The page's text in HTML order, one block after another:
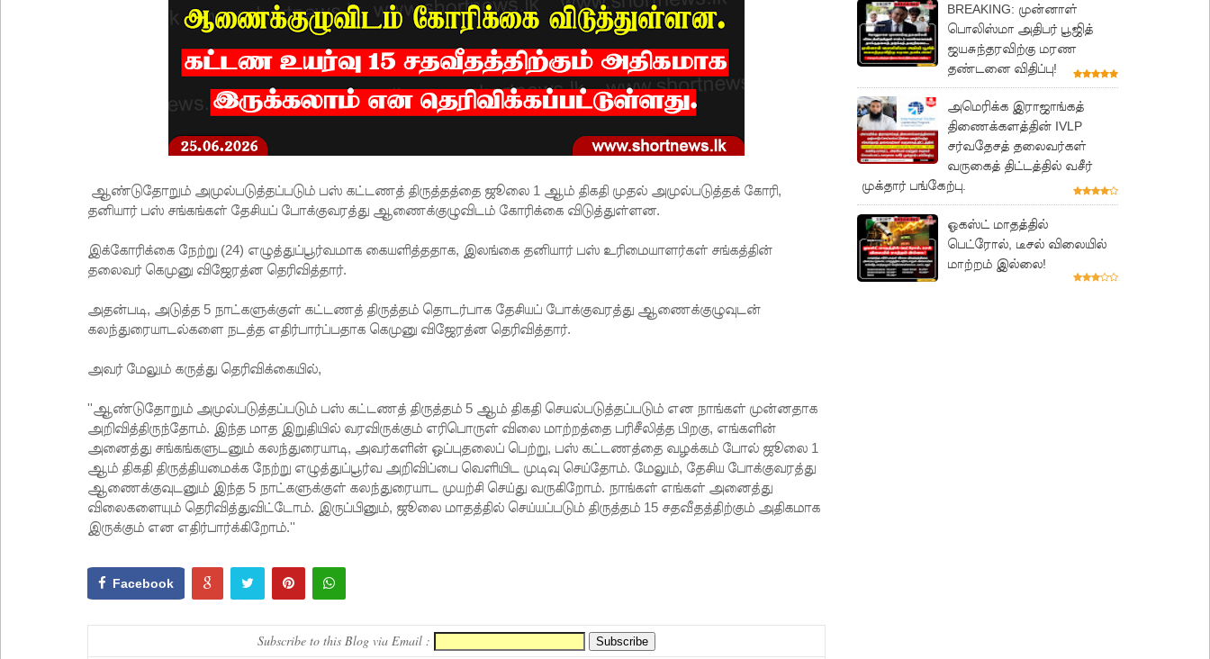
ஆண்டுதோறும் அமுல்படுத்தப்படும் பஸ் கட்டணத் திருத்தத்தை ஜூலை 1 ஆம் திகதி முதல் அமுல்படுத்தக் கோரி,
தனியார் பஸ் சங்கங்கள் தேசியப் போக்குவரத்து ஆணைக்குழுவிடம் கோரிக்கை விடுத்துள்ளன.
இக்கோரிக்கை நேற்று (24) எழுத்துப்பூர்வமாக கையளித்ததாக, இலங்கை தனியார் பஸ் உரிமையாளர்கள் சங்கத்தின்
தலைவர் கெமுனு விஜேரத்ன தெரிவித்தார்.
அதன்படி, அடுத்த 5 நாட்களுக்குள் கட்டணத் திருத்தம் தொடர்பாக தேசியப் போக்குவரத்து ஆணைக்குழுவுடன்
கலந்துரையாடல்களை நடத்த எதிர்பார்ப்பதாக கெமுனு விஜேரத்ன தெரிவித்தார்.
அவர் மேலும் கருத்து தெரிவிக்கையில்,
''ஆண்டுதோறும் அமுல்படுத்தப்படும் பஸ் கட்டணத் திருத்தம் 5 ஆம் திகதி செயல்படுத்தப்படும் என நாங்கள் முன்னதாக
அறிவித்திருந்தோம். இந்த மாத இறுதியில் வரவிருக்கும் எரிபொருள் விலை மாற்றத்தை பரிசீலித்த பிறகு, எங்களின்
அனைத்து சங்கங்களுடனும் கலந்துரையாடி, அவர்களின் ஒப்புதலைப் பெற்று, பஸ் கட்டணத்தை வழக்கம் போல் ஜூலை 1
ஆம் திகதி திருத்தியமைக்க நேற்று எழுத்துப்பூர்வ அறிவிப்பை வெளியிட முடிவு செய்தோம். மேலும், தேசிய போக்குவரத்து
ஆணைக்குவுடனும் இந்த 5 நாட்களுக்குள் கலந்துரையாட முயற்சி செய்து வருகிறோம். நாங்கள் எங்கள் அனைத்து
விலைகளையும் தெரிவித்துவிட்டோம். இருப்பினும், ஜூலை மாதத்தில் செய்யப்படும் திருத்தம் 15 சதவீதத்திற்கும் அதிகமாக
இருக்கும் என எதிர்பார்க்கிறோம்.''
Facebook
Subscribe to this Blog via Email :
BREAKING: முன்னாள்
பொலிஸ்மா அதிபர் பூஜித்
ஜயசுந்தரவிற்கு மரண
தண்டனை விதிப்பு!
அமெரிக்க இராஜாங்கத்
திணைக்களத்தின் IVLP
சர்வதேசத் தலைவர்கள்
வருகைத் திட்டத்தில் வசீர்
முக்தார் பங்கேற்பு.
ஓகஸ்ட் மாதத்தில்
பெட்ரோல், டீசல் விலையில்
மாற்றம் இல்லை!